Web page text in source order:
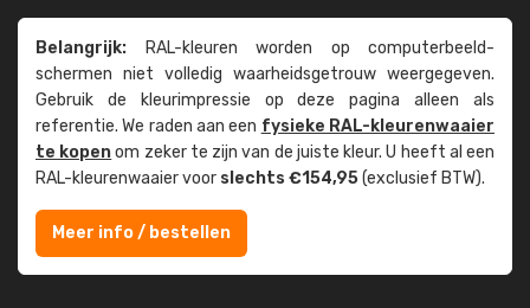
Belangrijk: RAL-kleuren worden op computer­beeld­
schermen niet volledig waarheids­­getrouw weer­gegeven.
Gebruik de kleur­impressie op deze pagina alleen als
referentie. We raden aan een fysieke RAL-kleuren­waaier
te kopenom zeker te zijn van de juiste kleur. U heeft al een
RAL-kleuren­waaier voor slechts €154,95(exclusief BTW).
Meer info / bestellen